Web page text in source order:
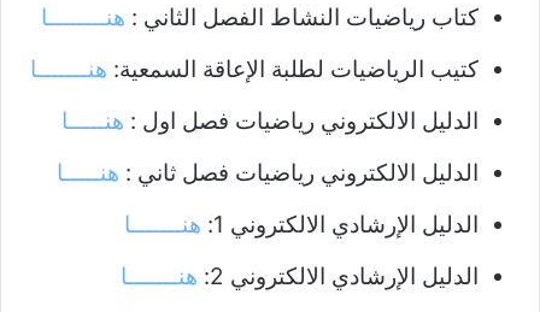
كتاب رياضيات النشاط الفصل الثاني : هنــــــــا
كتيب الرياضيات لطلبة الإعاقة السمعية: هنـــــــا
الدليل الالكتروني رياضيات فصل اول : هنـــــا
الدليل الالكتروني رياضيات فصل ثاني : هنـــــا
الدليل الإرشادي الالكتروني 1:
هنـــــــا
الدليل الإرشادي الالكتروني 2:
هنـــــــا